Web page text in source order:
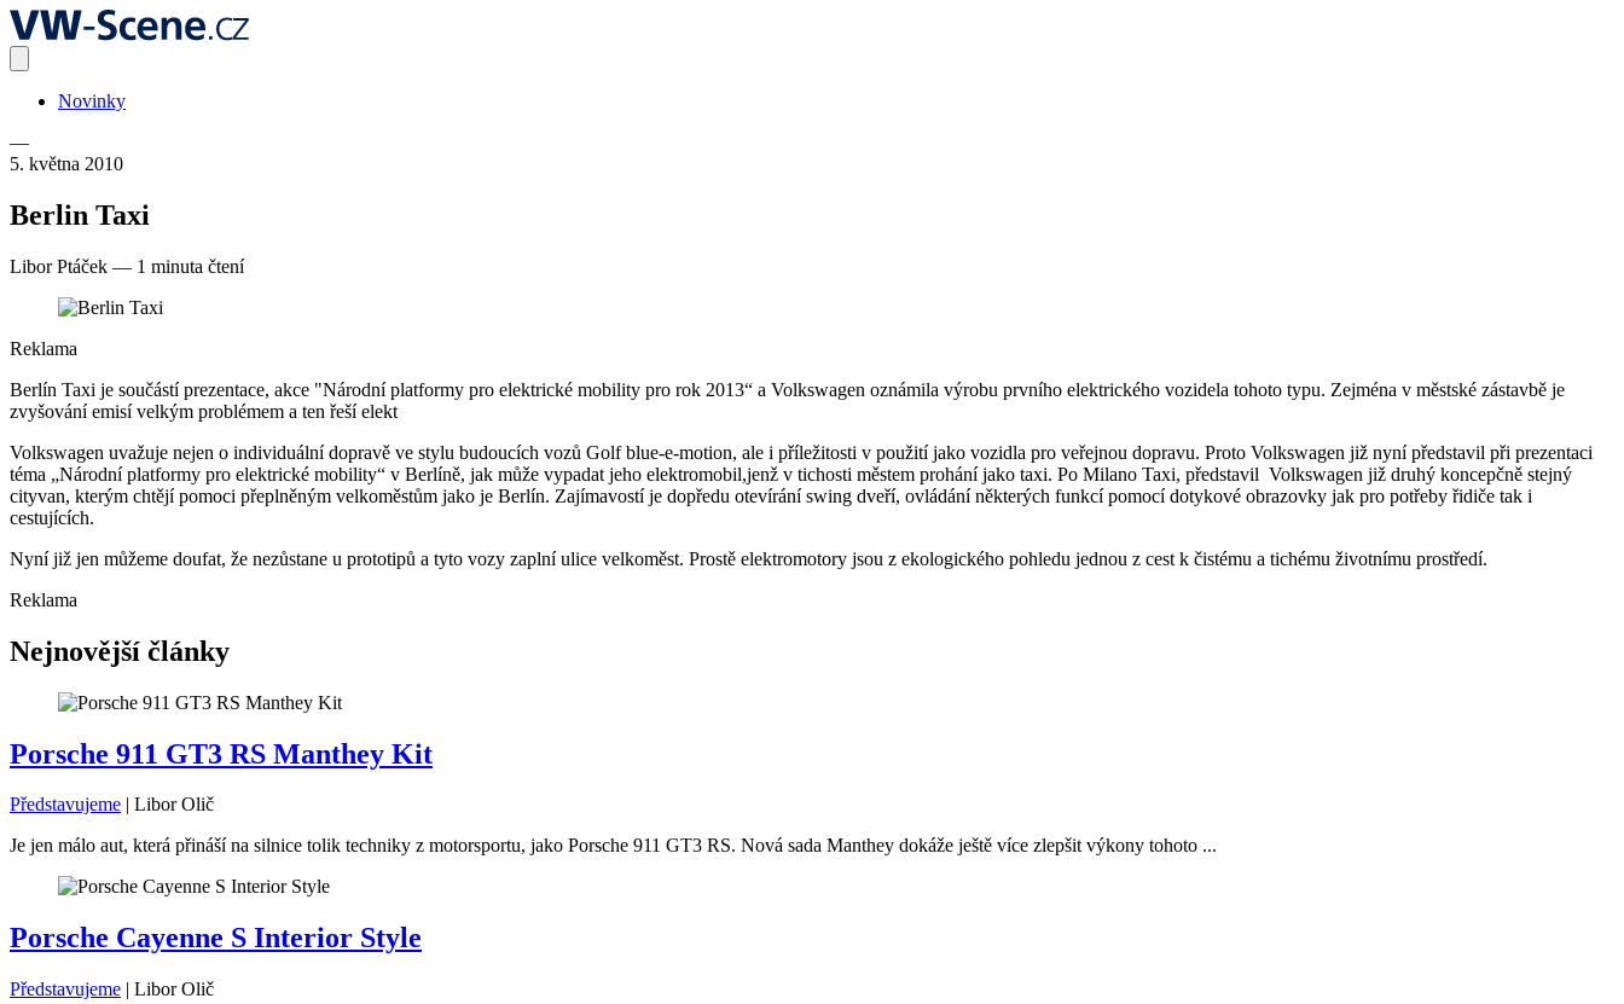
Novinky
—
5. května 2010
Berlin Taxi
Libor Ptáček — 1 minuta čtení
Reklama
Berlín Taxi je součástí prezentace, akce "Národní platformy pro elektrické mobility pro rok 2013“ a Volkswagen oznámila výrobu prvního elektrického vozidela tohoto typu. Zejména v městské zástavbě je
zvyšování emisí velkým problémem a ten řeší elekt
Volkswagen uvažuje nejen o individuální dopravě ve stylu budoucích vozů Golf blue-e-motion, ale i příležitosti v použití jako vozidla pro veřejnou dopravu. Proto Volkswagen již nyní představil při prezentaci
téma „Národní platformy pro elektrické mobility“ v Berlíně, jak může vypadat jeho elektromobil,jenž v tichosti městem prohání jako taxi. Po Milano Taxi, představil Volkswagen již druhý koncepčně stejný
cityvan, kterým chtějí pomoci přeplněným velkoměstům jako je Berlín. Zajímavostí je dopředu otevírání swing dveří, ovládání některých funkcí pomocí dotykové obrazovky jak pro potřeby řidiče tak i
cestujících.
Nyní již jen můžeme doufat, že nezůstane u prototipů a tyto vozy zaplní ulice velkoměst. Prostě elektromotory jsou z ekologického pohledu jednou z cest k čistému a tichému životnímu prostředí.
Reklama
Nejnovější články
Porsche 911 GT3 RS Manthey Kit
Představujeme | Libor Olič
Je jen málo aut, která přináší na silnice tolik techniky z motorsportu, jako Porsche 911 GT3 RS. Nová sada Manthey dokáže ještě více zlepšit výkony tohoto ...
Porsche Cayenne S Interior Style
Představujeme | Libor Olič